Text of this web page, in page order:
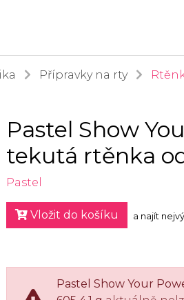
Přípravky na rty
Pastel Show
tekutá rtěnka
Pastel
Vložit do košíku a najít
Pastel Show Your